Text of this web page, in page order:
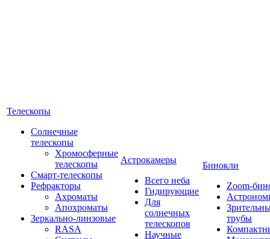
Телескопы
Солнечные
телескопы
Хромосферные
телескопы
Смарт-телескопы
Рефракторы
Ахроматы
Апохроматы
Зеркально-линзовые
RASA
Астрокамеры
Всего неба
Гидирующие
Для
солнечных
телескопов
Научные
Бинокли
Zoom-
трубы